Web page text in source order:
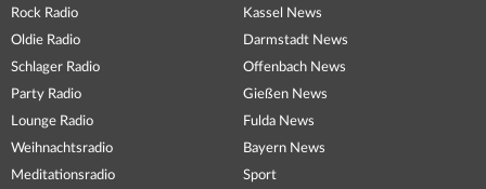
Rock Radio
Oldie Radio
Schlager Radio
Party Radio
Lounge Radio
Weihnachtsradio
Meditationsradio
Kassel News
Darmstadt News
Offenbach News
Gießen News
Fulda News
Bayern News
Sport